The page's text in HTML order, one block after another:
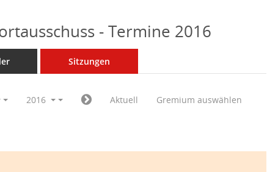
- Termine 2016
Sitzungen
2016 Aktuell Gremium auswählen